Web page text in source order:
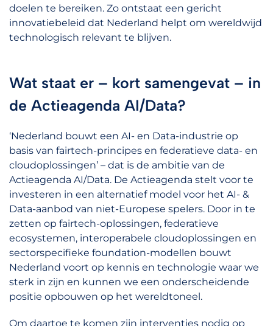
doelen te bereiken. Zo ontstaat een gericht
innovatiebeleid dat Nederland helpt om wereldwijd
technologisch relevant te blijven.
Wat staat er – kort samengevat – in
de Actieagenda AI/Data?
‘Nederland bouwt een AI- en Data-industrie op
basis van fairtech-principes en federatieve data- en
cloudoplossingen’ – dat is de ambitie van de
Actieagenda AI/Data. De Actieagenda stelt voor te
investeren in een alternatief model voor het AI- &
Data-aanbod van niet-Europese spelers. Door in te
zetten op fairtech-oplossingen, federatieve
ecosystemen, interoperabele cloudoplossingen en
sectorspecifieke foundation-modellen bouwt
Nederland voort op kennis en technologie waar we
sterk in zijn en kunnen we een onderscheidende
positie opbouwen op het wereldtoneel.
Om daartoe te komen zijn interventies nodig op